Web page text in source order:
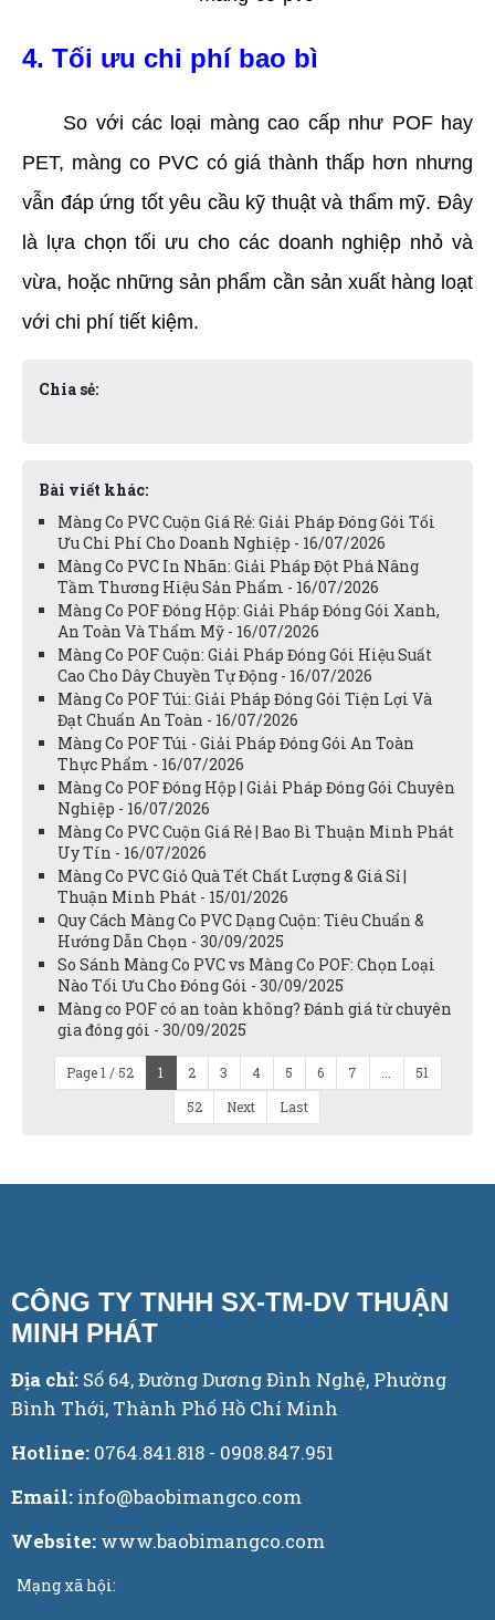
4. Tối ưu chi phí bao bì
So với các loại màng cao cấp như POF hay
PET, màng co PVC có giá thành thấp hơn nhưng
vẫn đáp ứng tốt yêu cầu kỹ thuật và thẩm mỹ. Đây
là lựa chọn tối ưu cho các doanh nghiệp nhỏ và
vừa, hoặc những sản phẩm cần sản xuất hàng loạt
với chi phí tiết kiệm.
Chia sẻ:
Bài viết khác:
Màng Co PVC Cuộn Giá Rẻ: Giải Pháp Đóng Gói Tối
Ưu Chi Phí Cho Doanh Nghiệp - 16/07/2026
Màng Co PVC In Nhãn: Giải Pháp Đột Phá Nâng
Tầm Thương Hiệu Sản Phẩm - 16/07/2026
Màng Co POF Đóng Hộp: Giải Pháp Đóng Gói Xanh,
An Toàn Và Thẩm Mỹ - 16/07/2026
Màng Co POF Cuộn: Giải Pháp Đóng Gói Hiệu Suất
Cao Cho Dây Chuyền Tự Động - 16/07/2026
Màng Co POF Túi: Giải Pháp Đóng Gói Tiện Lợi Và
Đạt Chuẩn An Toàn - 16/07/2026
Màng Co POF Túi - Giải Pháp Đóng Gói An Toàn
Thực Phẩm - 16/07/2026
Màng Co POF Đóng Hộp | Giải Pháp Đóng Gói Chuyên
Nghiệp - 16/07/2026
Màng Co PVC Cuộn Giá Rẻ | Bao Bì Thuận Minh Phát
Uy Tín - 16/07/2026
Màng Co PVC Giỏ Quà Tết Chất Lượng & Giá Sỉ |
Thuận Minh Phát - 15/01/2026
Quy Cách Màng Co PVC Dạng Cuộn: Tiêu Chuẩn &
Hướng Dẫn Chọn - 30/09/2025
So Sánh Màng Co PVC vs Màng Co POF: Chọn Loại
Nào Tối Ưu Cho Đóng Gói - 30/09/2025
Màng co POF có an toàn không? Đánh giá từ chuyên
gia đóng gói - 30/09/2025
Page 1 / 52 1 2 3 4 5 6 7
51
52
Next Last
CÔNG TY TNHH SX-TM-DV THUẬN
MINH PHÁT
Địa chỉ: Số 64, Đường Dương Đình Nghệ, Phường
Bình Thới, Thành Phố Hồ Chí Minh
Hotline: 0764.841.818 - 0908.847.951
Email: info@baobimangco.com
Website: www.baobimangco.com
Mạng xã hội: